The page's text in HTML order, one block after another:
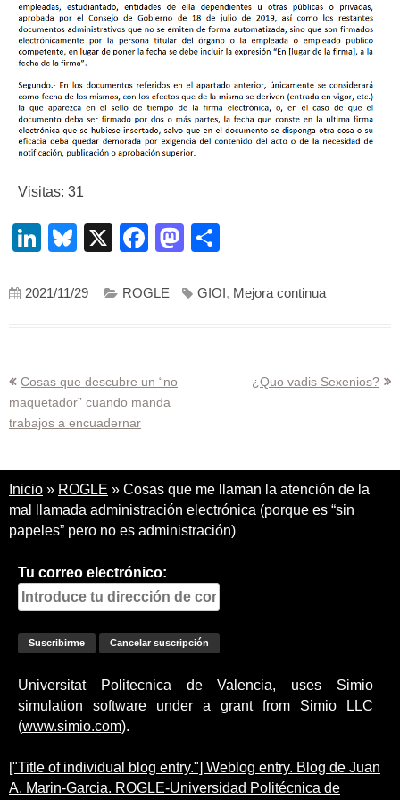
Visitas: 31
LinkedIn
Bluesky
X Facebook
Mastodon
2021/11/29 ROGLE GIOI , Mejora continua
Navegación
de
Cosas que descubre un “no
maquetador” cuando manda
trabajos a encuadernar
¿Quo vadis Sexenios?
Inicio » ROGLE » Cosas que me llaman la atención de la
mal llamada administración electrónica (porque es “sin
papeles” pero no es administración)
Tu correo electrónico:
Universitat Politecnica de Valencia, uses Simio
simulation software under a grant from Simio LLC
(www.simio.com).
["Title of individual blog entry."] Weblog entry. Blog de Juan
A. Marin-Garcia. ROGLE-Universidad Politécnica de